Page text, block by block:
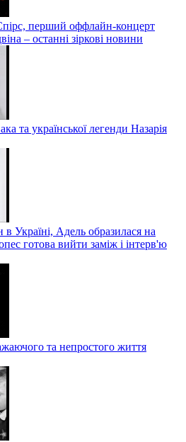
перший оффлайн-концерт
– останні зіркові новини
та української легенди Назарія
Україні, Адель образилася на
готова вийти заміж і інтерв'ю
та непростого життя